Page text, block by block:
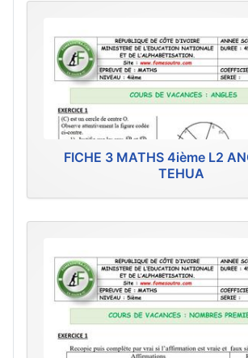
FICHE 3 MATHS 4ième L2
TEHUA